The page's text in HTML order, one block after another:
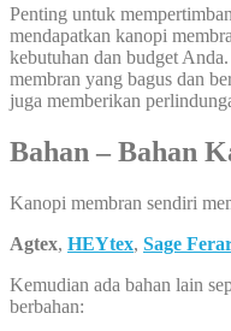
Penting untuk
mendapatkan kanopi
kebutuhan dan budget
membran yang bagus dan
juga memberikan
Bahan – Bahan
Kanopi membran sendiri
Agtex, HEYtex, Sage
Kemudian ada bahan lain
berbahan: